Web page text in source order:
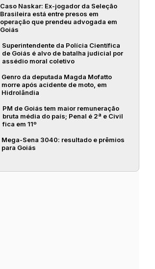
Caso Naskar: Ex-jogador da Seleção
Brasileira está entre presos em
operação que prendeu advogada em
Goiás
Superintendente da Polícia Científica
de Goiás é alvo de batalha judicial por
assédio moral coletivo
Genro da deputada Magda Mofatto
morre após acidente de moto, em
Hidrolândia
PM de Goiás tem maior remuneração
bruta média do país; Penal é 2ª e Civil
fica em 11º
Mega-Sena 3040: resultado e prêmios
para Goiás